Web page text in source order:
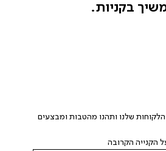
בקניות.
הצטרפו חינם למועדון הלקוחות שלנו ותהנו מהטבות ומבצעים